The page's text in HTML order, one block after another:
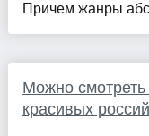
Причем жанры
Можно
красивых